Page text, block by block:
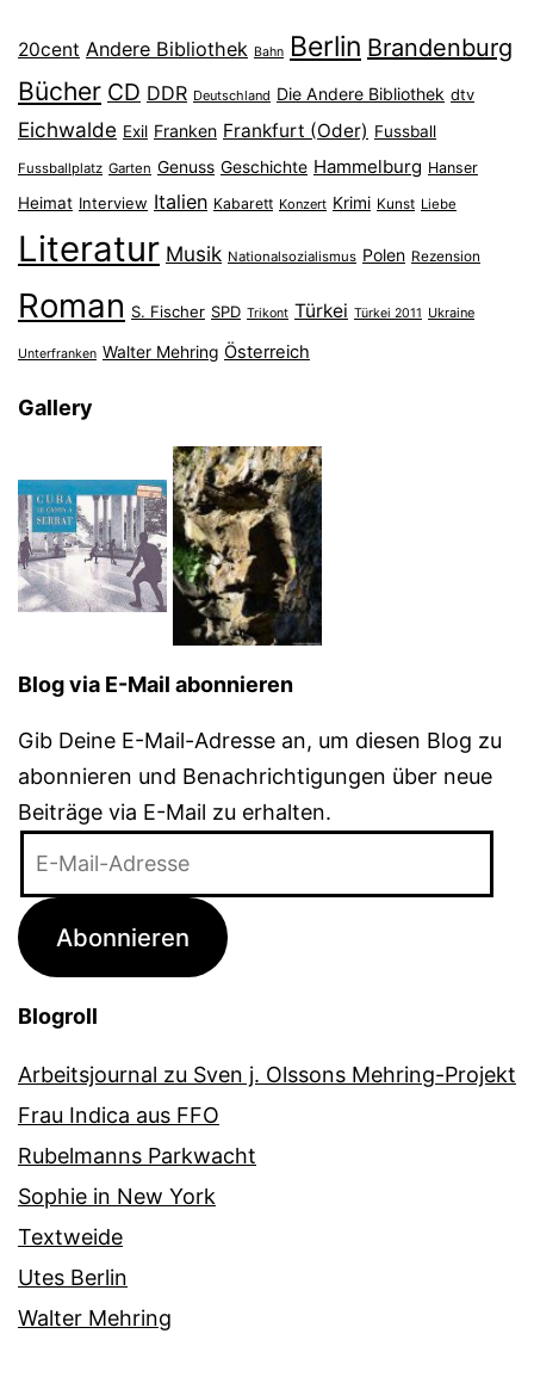
20cent Andere Bibliothek Bahn Berlin Brandenburg
Bücher CD DDR Deutschland Die Andere Bibliothek dtv
Eichwalde Exil Franken Frankfurt (Oder) Fussball
Fussballplatz Garten Genuss Geschichte Hammelburg Hanser
Heimat Interview Italien Kabarett Konzert Krimi Kunst Liebe
Literatur Musik Nationalsozialismus Polen Rezension
Roman S. Fischer SPD Trikont Türkei Türkei 2011 Ukraine
Unterfranken Walter Mehring Österreich
Gallery
Blog via E-Mail abonnieren
Gib Deine E-Mail-Adresse an, um diesen Blog zu
abonnieren und Benachrichtigungen über neue
Beiträge via E-Mail zu erhalten.
Adresse
Abonnieren
Blogroll
Arbeitsjournal zu Sven j. Olssons Mehring-Projekt
Frau Indica aus FFO
Rubelmanns Parkwacht
Sophie in New York
Textweide
Utes Berlin
Walter Mehring